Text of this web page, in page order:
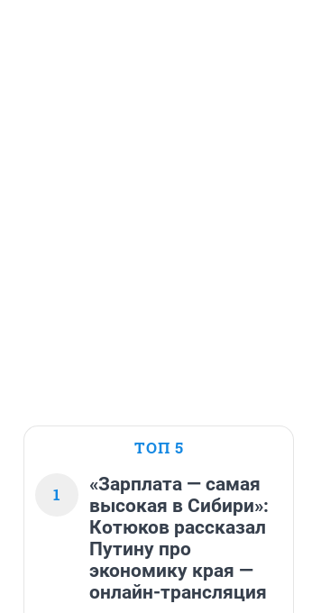
ТОП 5
1
«Зарплата — самая
высокая в Сибири»:
Котюков рассказал
Путину про
экономику края —
онлайн-трансляция